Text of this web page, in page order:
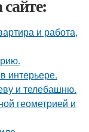
и работа,
интерьере.
и телебашню.
геометрией и